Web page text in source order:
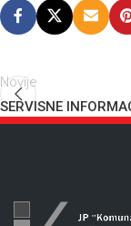
Novije
SERVISNE